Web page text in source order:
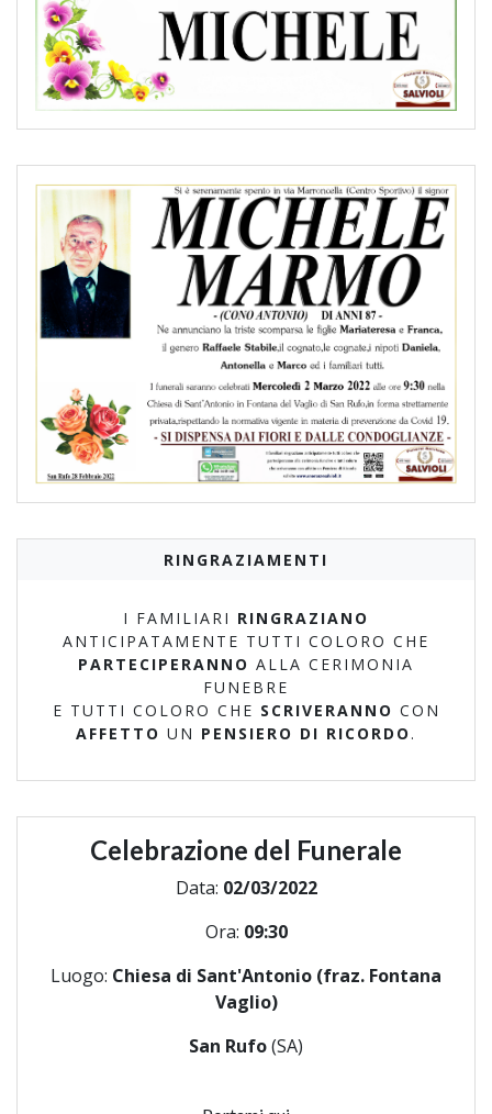
RINGRAZIAMENTI
I FAMILIARI RINGRAZIANO
ANTICIPATAMENTE TUTTI COLORO CHE
PARTECIPERANNO ALLA CERIMONIA
FUNEBRE
E TUTTI COLORO CHE SCRIVERANNO CON
AFFETTO UN PENSIERO DI RICORDO .
Celebrazione del Funerale
Data: 02/03/2022
Ora: 09:30
Luogo: Chiesa di Sant'Antonio (fraz. Fontana
Vaglio)
San Rufo(SA)